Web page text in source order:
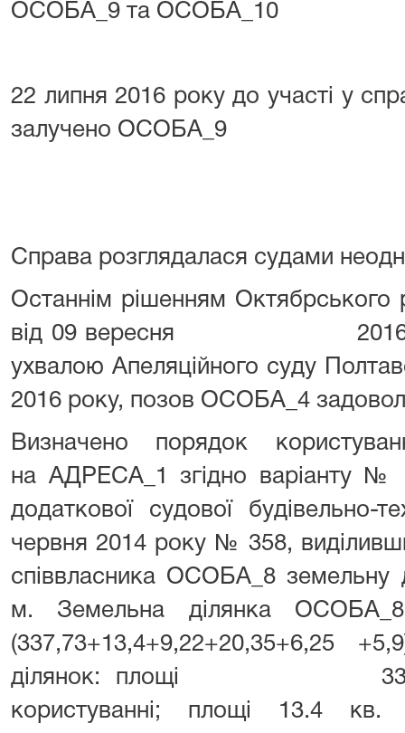
ОСОБА_9 та ОСОБА_10
22 липня 2016 року до участі у
залучено ОСОБА_9
Справа розглядалася судами
Останнім рішенням
від 09 вересня 2016
ухвалою Апеляційного суду
2016 року, позов ОСОБА_4
Визначено порядок
на АДРЕСА_1 згідно варіанту
додаткової судової будівельно-
червня 2014 року № 358,
співвласника ОСОБА_8 земельну
м. Земельна ділянка
(337,73+13,4+9,22+20,35+6,25
ділянок: площі 337,73
користуванні; площі 13.4